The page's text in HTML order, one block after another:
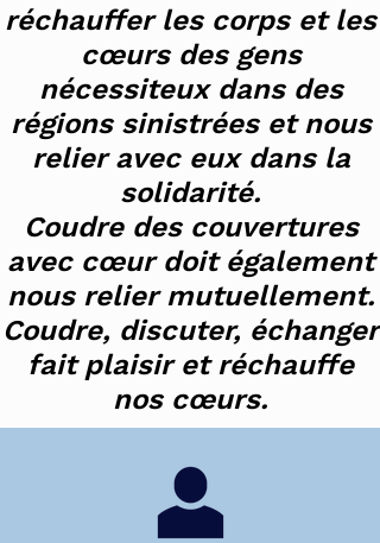
réchauffer les corps et les
cœurs des gens
nécessiteux dans des
régions sinistrées et nous
relier avec eux dans la
solidarité.
Coudre des couvertures
avec cœur doit également
nous relier mutuellement.
Coudre, discuter, échanger
fait plaisir et réchauffe
nos cœurs.